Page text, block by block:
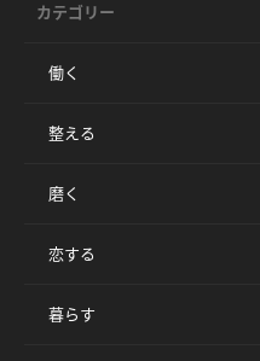
カテゴリー
働く
整える
磨く
恋する
暮らす